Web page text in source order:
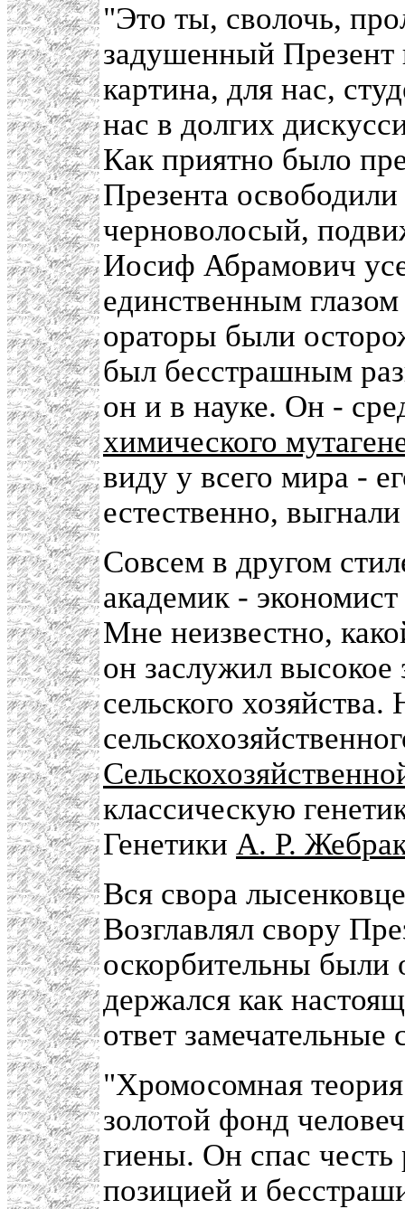
"Это ты, сволочь,
задушенный Презент
картина, для нас,
нас в долгих
Как приятно было
Презента
черноволосый,
Иосиф Абрамович
единственным
ораторы были
был бесстрашным
он и в науке. Он -
химического
виду у всего мира -
естественно,
Совсем в другом
академик - экономист
Мне неизвестно,
он заслужил высокое
сельского
классическую
Генетики А. Р.
Вся свора
Возглавлял свору
оскорбительны
держался как
ответ замечательные
"Хромосомная
золотой фонд
гиены. Он спас честь
позицией и